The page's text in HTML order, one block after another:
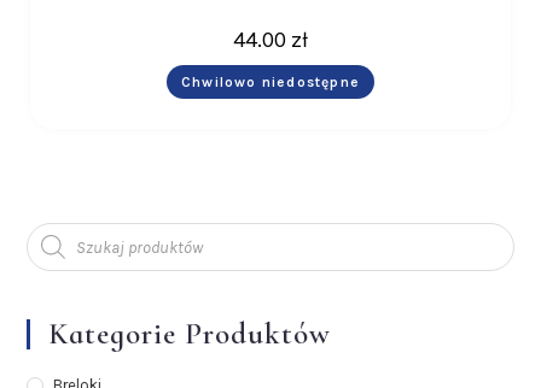
44.00 zł
Chwilowo niedostępne
Kategorie Produktów